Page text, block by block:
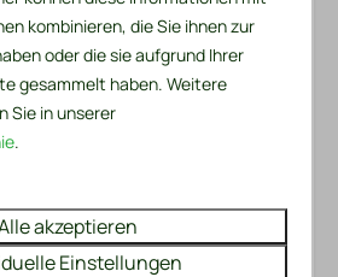
Kühlung
Spültuch, Spülmittel, zwei
und eine Rolle Toilettenpapier.
Ihrer Ankunft bezogene
Sie können diese Option ganz
ankreuzen.
kombinieren, die Sie ihnen zur
oder die sie aufgrund Ihrer
gesammelt haben. Weitere
Sie in unserer
.
akzeptieren
Einstellungen